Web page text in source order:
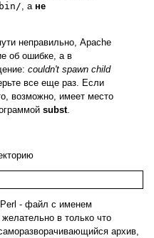
, а не
неправильно, Apache
об ошибке, а в
couldn't spawn child
все еще раз. Если
возможно, имеет место
subst.
Perl - файл с именем
в только что
архив,